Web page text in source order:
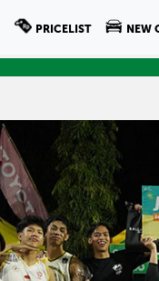
PRICELIST NEW